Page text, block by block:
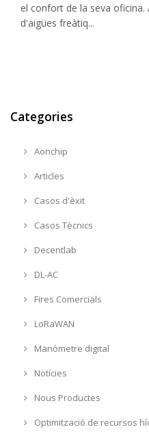
el confort de la seva oficina.
d'aigües freàtiq...
Categories
Aonchip
Articles
Casos d'èxit
Casos Tècnics
Decentlab
DL-AC
Fires Comercials
LoRaWAN
Manòmetre digital
Notícies
Nous Productes
Optimització de recursos